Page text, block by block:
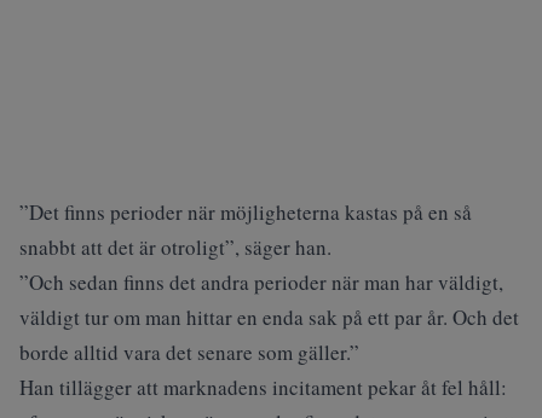
”Det finns perioder när möjligheterna kastas på en så
snabbt att det är otroligt”, säger han.
”Och sedan finns det andra perioder när man har väldigt,
väldigt tur om man hittar en enda sak på ett par år. Och det
borde alltid vara det senare som gäller.”
Han tillägger att marknadens incitament pekar åt fel håll: